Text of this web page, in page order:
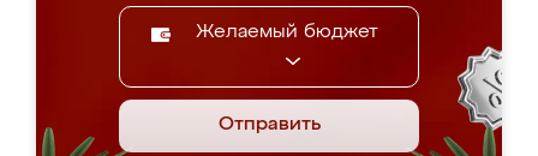
Желаемый бюджет
Отправить